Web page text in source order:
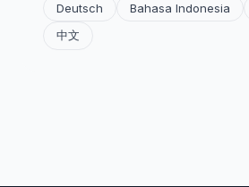
Deutsch
Bahasa Indonesia
中文